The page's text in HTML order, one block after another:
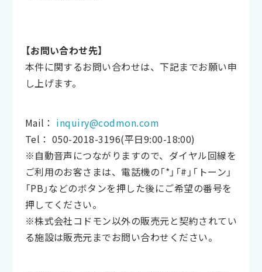
【お問い合わせ先】
本件に関するお問い合わせは、下記までお願い申
し上げます。
Mail： inquiry@codmon.com
Tel： 050-2018-3196(平日9:00-18:00)
※自動音声につながりますので、ダイヤル回線を
ご利用のお客さまは、電話機の「*」「#」「トーン」
「PB」などのボタンを押した後にご希望の番号を
押してください。
※株式会社コドモン以外の販売元と契約されてい
る施設は販売元までお問い合わせください。